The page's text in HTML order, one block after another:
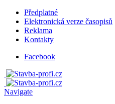
Předplatné
Elektronická verze časopisů
Reklama
Kontakty
Facebook
Navigate